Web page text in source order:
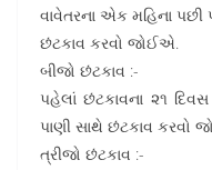
વાવેતરના એક મહિના પછી
છંટકાવ કરવો જોઈએ.
બીજો છંટકાવ :-
પહેલાં છંટકાવના ૨૧
પાણી સાથે છંટકાવ કરવો
ત્રીજો છંટકાવ :-